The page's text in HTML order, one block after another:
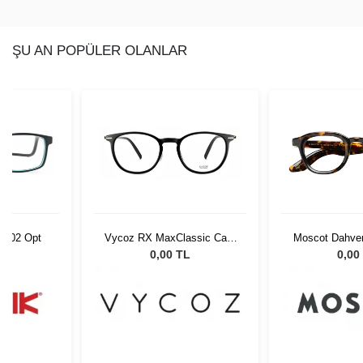
ŞU AN POPÜLER OLANLAR
Opt
Vycoz RX MaxClassic Cara
SBLK 51-20 57429
0,00 TL
Moscot
0,00